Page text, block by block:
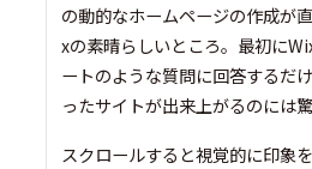
の動的なホームページの作成が
xの素晴らしいところ。最初に
ートのような質問に回答するだ
ったサイトが出来上がるのには驚
スクロールすると視覚的に印象